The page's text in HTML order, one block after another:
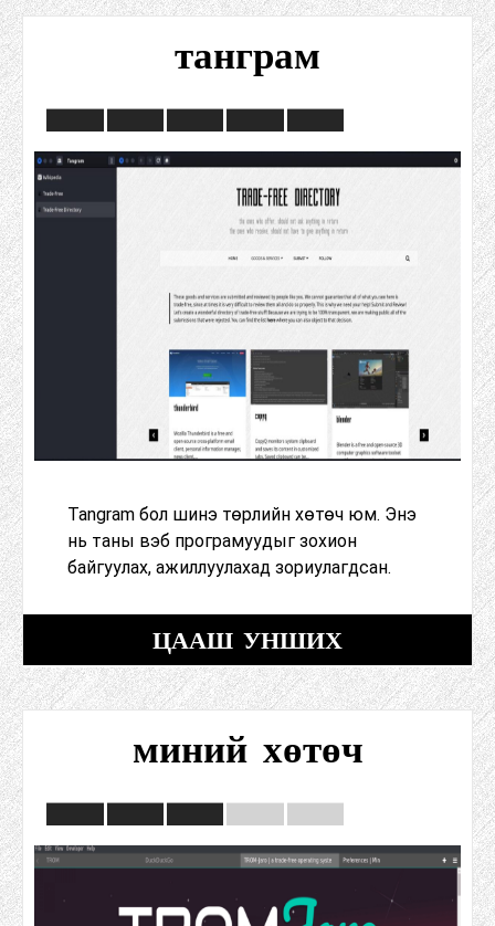
танграм
Tangram бол шинэ төрлийн хөтөч юм. Энэ
нь таны вэб програмуудыг зохион
байгуулах, ажиллуулахад зориулагдсан.
ЦААШ УНШИХ
миний хөтөч